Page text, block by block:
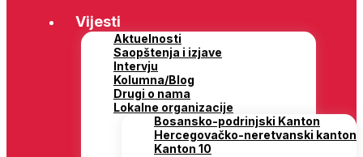
Vijesti
Aktuelnosti
Saopštenja i izjave
Intervju
Kolumna/Blog
Drugi o nama
Lokalne organizacije
Bosansko-podrinjski Kanton
Hercegovačko-neretvanski kanton
Kanton 10